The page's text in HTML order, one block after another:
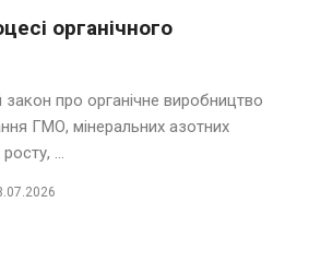
органічного
про органічне виробництво
ГМО, мінеральних азотних
...